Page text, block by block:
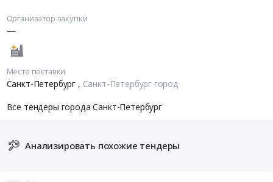
Организатор закупки
—
Место поставки
Санкт-Петербург , Санкт-Петербург город
Все тендеры города Санкт-Петербург
Анализировать похожие тендеры